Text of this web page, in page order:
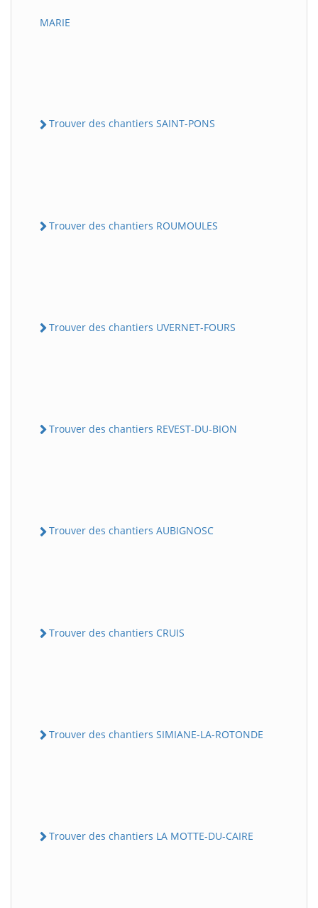
MARIE
Trouver des chantiers SAINT-PONS
Trouver des chantiers ROUMOULES
Trouver des chantiers UVERNET-FOURS
Trouver des chantiers REVEST-DU-BION
Trouver des chantiers AUBIGNOSC
Trouver des chantiers CRUIS
Trouver des chantiers SIMIANE-LA-ROTONDE
Trouver des chantiers LA MOTTE-DU-CAIRE